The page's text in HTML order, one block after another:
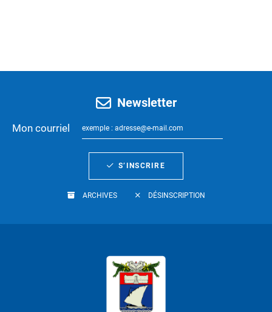
Newsletter
Mon courriel
S’INSCRIRE
ARCHIVES DÉSINSCRIPTION